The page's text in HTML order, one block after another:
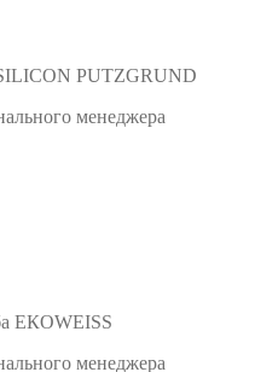
SILIСON PUTZGRUND
менеджера
ЕКОWEISS
менеджера